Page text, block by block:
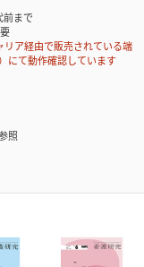
まで
ア経由で販売されている端
にて動作確認しています
照